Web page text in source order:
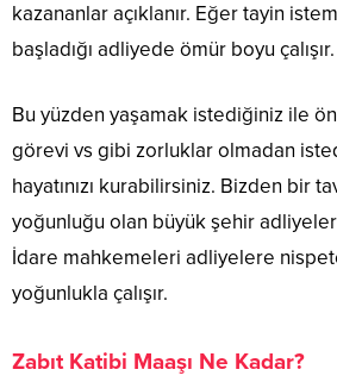
kazananlar açıklanır. Eğer tayin
başladığı adliyede ömür boyu çalışır.
Bu yüzden yaşamak istediğiniz ile
görevi vs gibi zorluklar olmadan
hayatınızı kurabilirsiniz. Bizden bir
yoğunluğu olan büyük şehir
İdare mahkemeleri adliyelere
yoğunlukla çalışır.
Zabıt Katibi Maaşı Ne Kadar?